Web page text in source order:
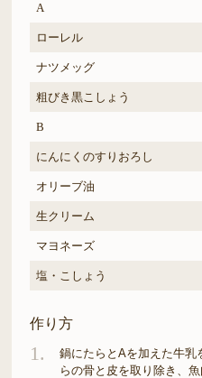
A
ローレル
ナツメッグ
粗びき黒こしょう
B
にんにくのすりおろし
オリーブ油
生クリーム
マヨネーズ
塩・こしょう
作り方
1.
鍋にたらとAを加えた牛乳
らの骨と皮を取り除き、魚